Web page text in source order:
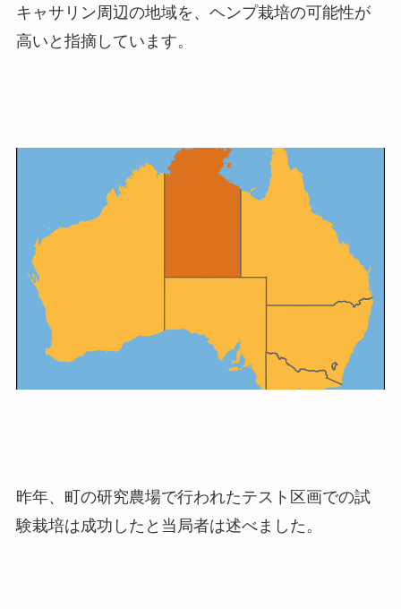
キャサリン周辺の地域を、ヘンプ栽培の可能性が
高いと指摘しています。
昨年、町の研究農場で行われたテスト区画での試
験栽培は成功したと当局者は述べました。